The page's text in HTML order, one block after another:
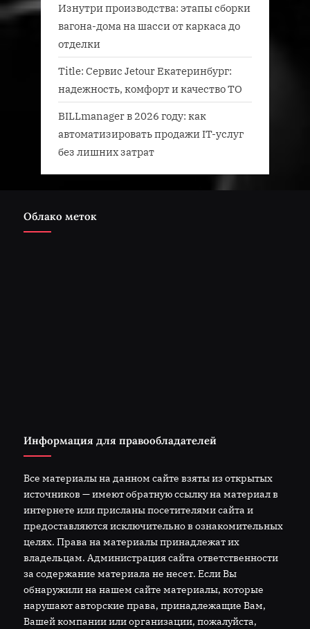
Изнутри производства: этапы сборки
вагона-дома на шасси от каркаса до
отделки
Title: Сервис Jetour Екатеринбург:
надежность, комфорт и качество ТО
BILLmanager в 2026 году: как
автоматизировать продажи IT-услуг
без лишних затрат
Облако меток
Информация для правообладателей
Все материалы на данном сайте взяты из открытых
источников — имеют обратную ссылку на материал в
интернете или присланы посетителями сайта и
предоставляются исключительно в ознакомительных
целях. Права на материалы принадлежат их
владельцам. Администрация сайта ответственности
за содержание материала не несет. Если Вы
обнаружили на нашем сайте материалы, которые
нарушают авторские права, принадлежащие Вам,
Вашей компании или организации, пожалуйста,